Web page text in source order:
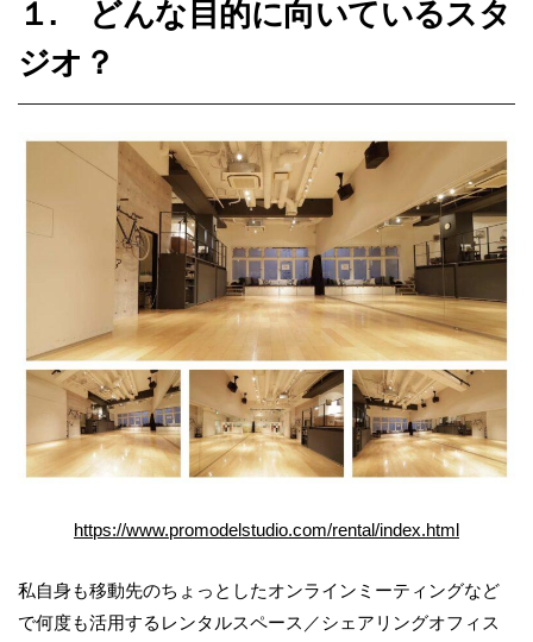
１. どんな目的に向いているスタ
ジオ？
https://www.promodelstudio.com/rental/index.html
私自身も移動先のちょっとしたオンラインミーティングなど
で何度も活用するレンタルスペース／シェアリングオフィス